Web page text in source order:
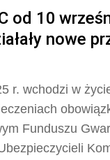
od 10
nowe
r. wchodzi w
Funduszu